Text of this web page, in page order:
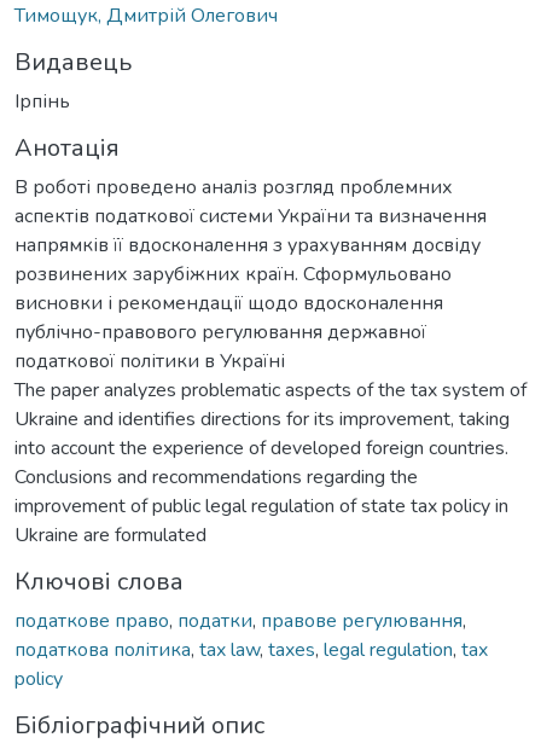
Тимощук, Дмитрій Олегович
Видавець
Ірпінь
Анотація
В роботі проведено аналіз розгляд проблемних
аспектів податкової системи України та визначення
напрямків її вдосконалення з урахуванням досвіду
розвинених зарубіжних країн. Сформульовано
висновки і рекомендації щодо вдосконалення
публічно-правового регулювання державної
податкової політики в Україні
The paper analyzes problematic aspects of the tax system of
Ukraine and identifies directions for its improvement, taking
into account the experience of developed foreign countries.
Conclusions and recommendations regarding the
improvement of public legal regulation of state tax policy in
Ukraine are formulated
Ключові слова
податкове право, податки, правове регулювання,
податкова політика, tax law, taxes, legal regulation, tax
policy
Бібліографічний опис